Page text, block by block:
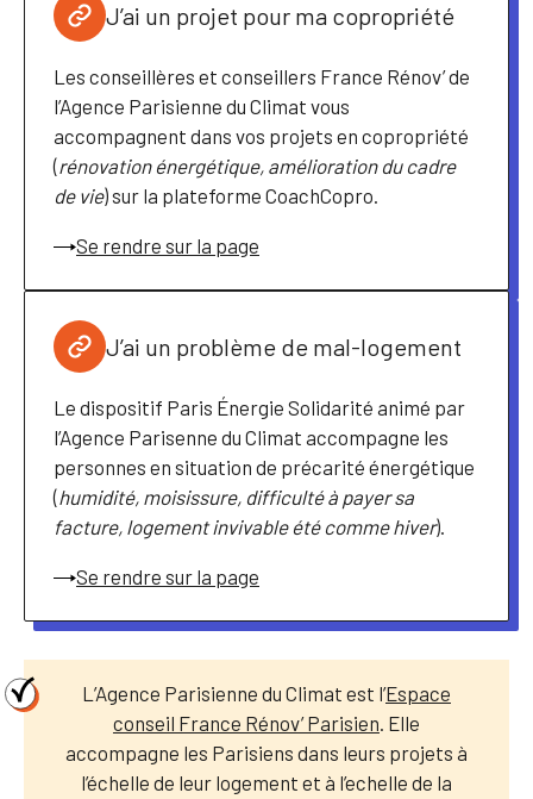
J’ai un projet pour ma copropriété
Les conseillères et conseillers France Rénov’ de
l’Agence Parisienne du Climat vous
accompagnent dans vos projets en copropriété
(rénovation énergétique, amélioration du cadre
de vie) sur la plateforme CoachCopro.
Se rendre sur la page
J’ai un problème de mal-logement
Le dispositif Paris Énergie Solidarité animé par
l’Agence Parisenne du Climat accompagne les
personnes en situation de précarité énergétique
(humidité, moisissure, difficulté à payer sa
facture, logement invivable été comme hiver).
Se rendre sur la page
L’Agence Parisienne du Climat est l’Espace
conseil France Rénov’ Parisien. Elle
accompagne les Parisiens dans leurs projets à
l’échelle de leur logement et à l’echelle de la